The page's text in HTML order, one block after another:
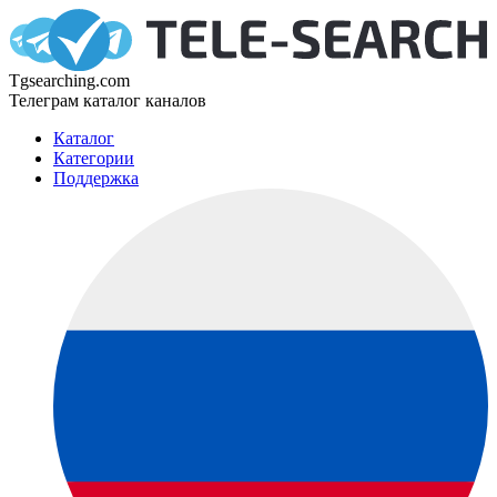
Tgsearching.com
Телеграм каталог каналов
Каталог
Категории
Поддержка